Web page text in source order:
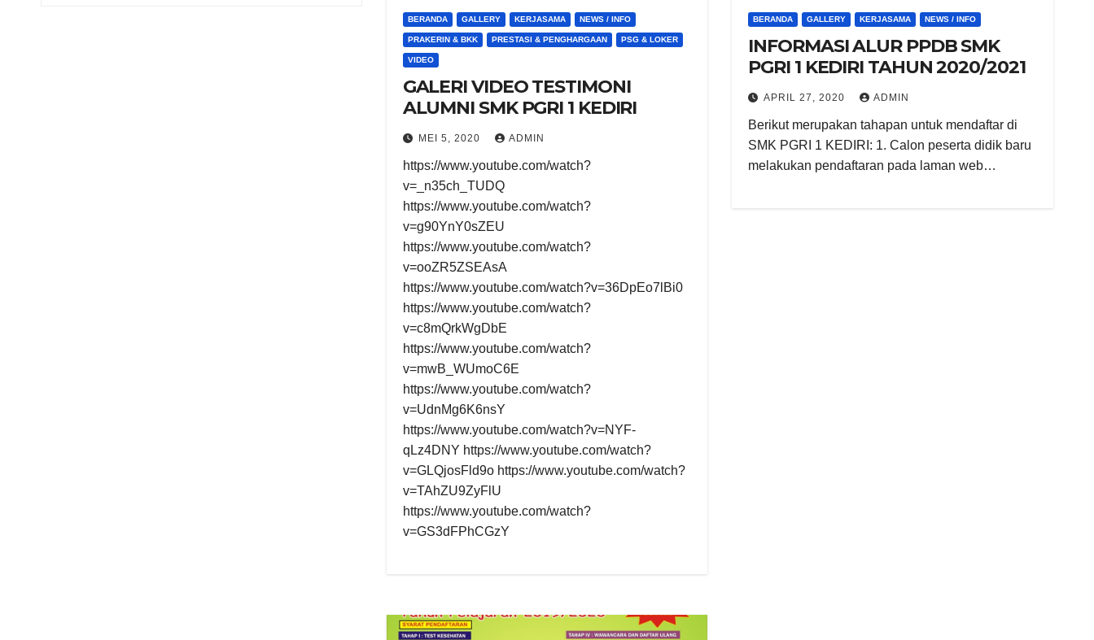
BERANDA GALLERY KERJASAMA NEWS / INFO
PRAKERIN & BKK PRESTASI & PENGHARGAAN PSG & LOKER
VIDEO
GALERI VIDEO TESTIMONI
ALUMNI SMK PGRI 1 KEDIRI
MEI 5, 2020 ADMIN
https://www.youtube.com/watch?
v=_n35ch_TUDQ
https://www.youtube.com/watch?
v=g90YnY0sZEU
https://www.youtube.com/watch?
v=ooZR5ZSEAsA
https://www.youtube.com/watch?v=36DpEo7lBi0
https://www.youtube.com/watch?
v=c8mQrkWgDbE
https://www.youtube.com/watch?
v=mwB_WUmoC6E
https://www.youtube.com/watch?
v=UdnMg6K6nsY
https://www.youtube.com/watch?v=NYF-
qLz4DNY https://www.youtube.com/watch?
v=GLQjosFld9o https://www.youtube.com/watch?
v=TAhZU9ZyFlU
https://www.youtube.com/watch?
v=GS3dFPhCGzY
BERANDA GALLERY KERJASAMA NEWS / INFO
INFORMASI ALUR PPDB SMK
PGRI 1 KEDIRI TAHUN 2020/2021
APRIL 27, 2020 ADMIN
Berikut merupakan tahapan untuk mendaftar di
SMK PGRI 1 KEDIRI: 1. Calon peserta didik baru
melakukan pendaftaran pada laman web…